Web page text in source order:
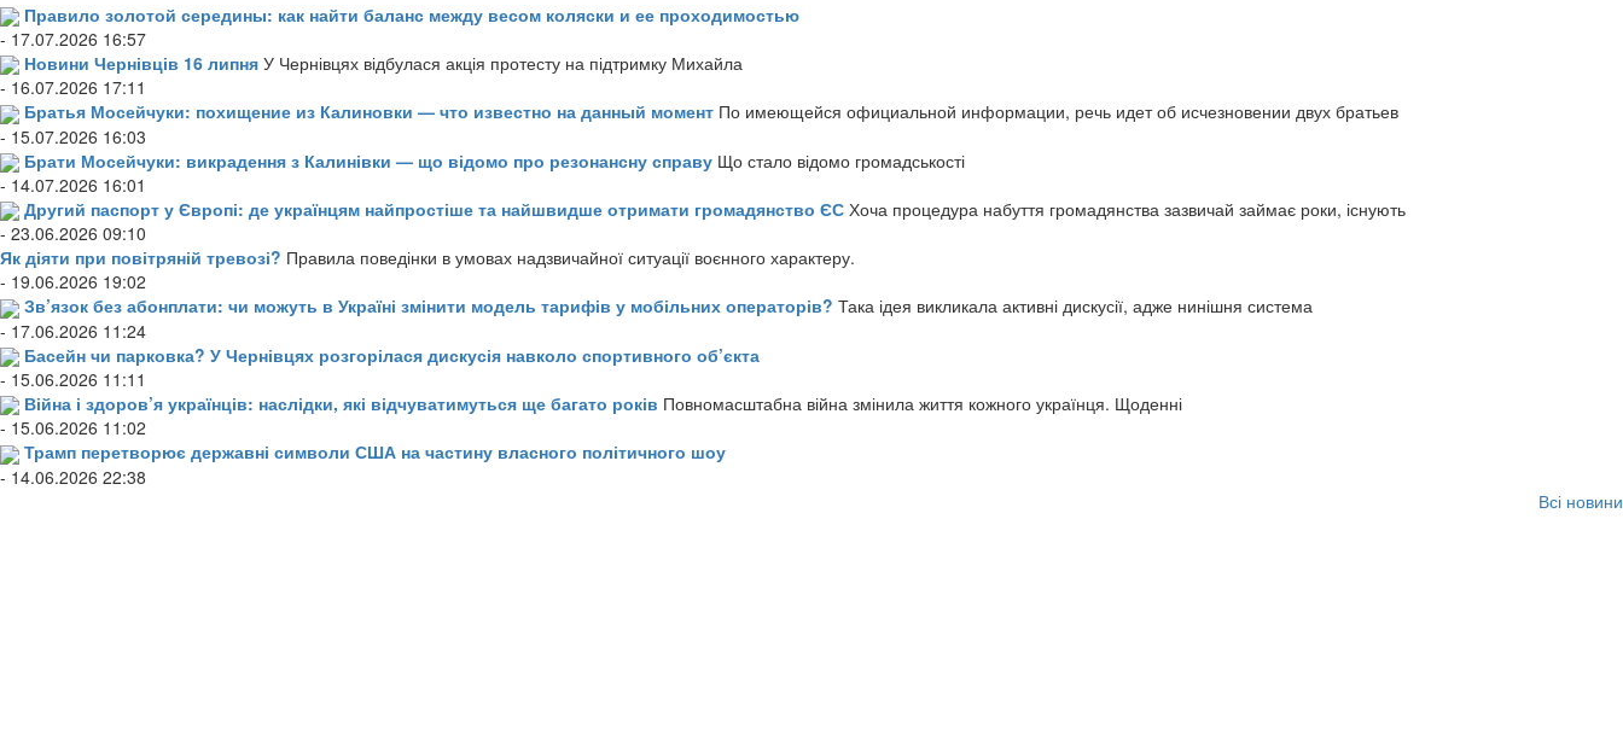
Правило золотой середины: как найти баланс между весом коляски и ее проходимостью
- 17.07.2026 16:57
Новини Чернівців 16 липня У Чернівцях відбулася акція протесту на підтримку Михайла
- 16.07.2026 17:11
Братья Мосейчуки: похищение из Калиновки — что известно на данный момент По имеющейся официальной информации, речь идет об исчезновении двух братьев
- 15.07.2026 16:03
Брати Мосейчуки: викрадення з Калинівки — що відомо про резонансну справу Що стало відомо громадськості
- 14.07.2026 16:01
Другий паспорт у Європі: де українцям найпростіше та найшвидше отримати громадянство ЄС Хоча процедура набуття громадянства зазвичай займає роки, існують
- 23.06.2026 09:10
Як діяти при повітряній тревозі? Правила поведінки в умовах надзвичайної ситуації воєнного характеру.
- 19.06.2026 19:02
Зв’язок без абонплати: чи можуть в Україні змінити модель тарифів у мобільних операторів? Така ідея викликала активні дискусії, адже нинішня система
- 17.06.2026 11:24
Басейн чи парковка? У Чернівцях розгорілася дискусія навколо спортивного об’єкта
- 15.06.2026 11:11
Війна і здоров’я українців: наслідки, які відчуватимуться ще багато років Повномасштабна війна змінила життя кожного українця. Щоденні
- 15.06.2026 11:02
Трамп перетворює державні символи США на частину власного політичного шоу
- 14.06.2026 22:38
Всі новини